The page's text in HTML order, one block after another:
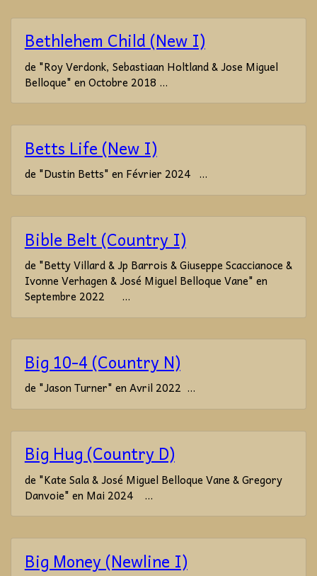
Bethlehem Child (New I)
de "Roy Verdonk, Sebastiaan Holtland & Jose Miguel
Belloque" en Octobre 2018 ...
Betts Life (New I)
de "Dustin Betts" en Février 2024 ...
Bible Belt (Country I)
de "Betty Villard & Jp Barrois & Giuseppe Scaccianoce &
Ivonne Verhagen & José Miguel Belloque Vane" en
Septembre 2022 ...
Big 10-4 (Country N)
de "Jason Turner" en Avril 2022 ...
Big Hug (Country D)
de "Kate Sala & José Miguel Belloque Vane & Gregory
Danvoie" en Mai 2024 ...
Big Money (Newline I)